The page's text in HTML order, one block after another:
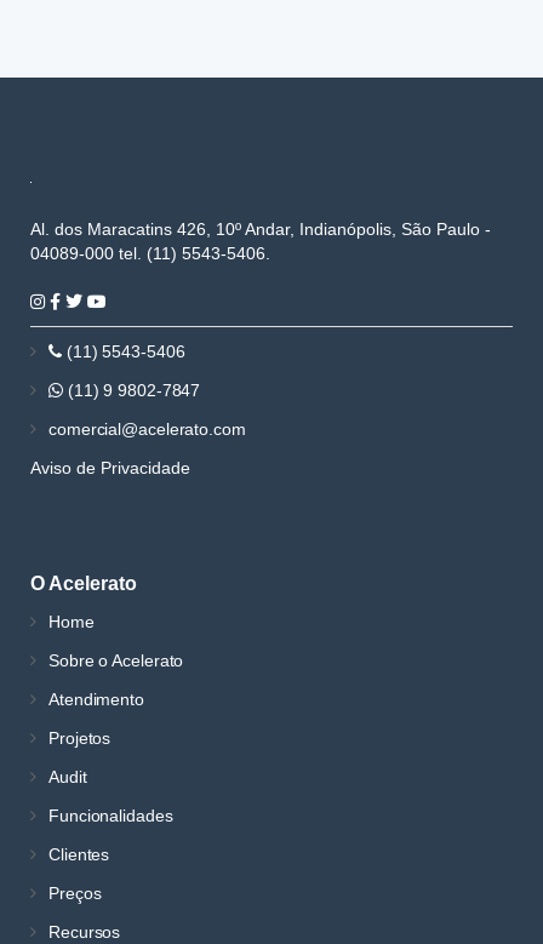
Al. dos Maracatins 426, 10º Andar, Indianópolis, São Paulo -
04089-000 tel. (11) 5543-5406.
(11) 5543-5406
(11) 9 9802-7847
comercial@acelerato.com
Aviso de Privacidade
O Acelerato
Home
Sobre o Acelerato
Atendimento
Projetos
Audit
Funcionalidades
Clientes
Preços
Recursos